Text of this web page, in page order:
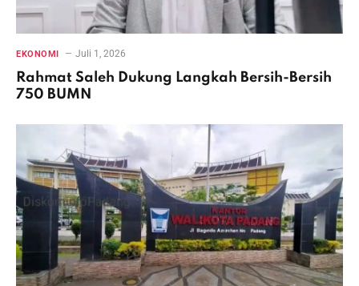
EKONOMI Juli 1, 2026
Rahmat Saleh Dukung Langkah Bersih-Bersih
750 BUMN